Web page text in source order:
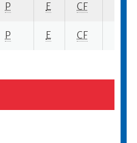
P E CF
P E CF